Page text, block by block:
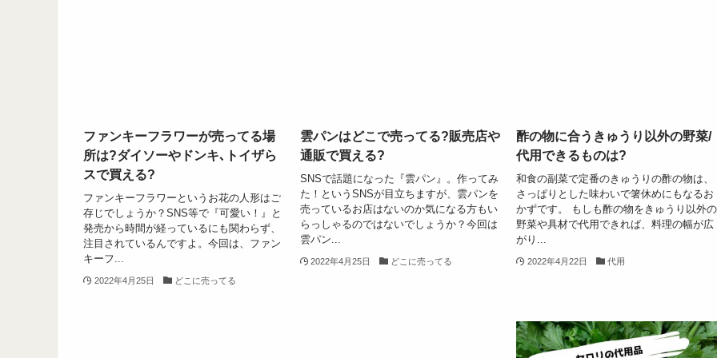
ファンキーフラワーが売ってる場
所は?ダイソーやドンキ､トイザら
スで買える?
ファンキーフラワーというお花の人形はご
存じでしょうか？SNS等で『可愛い！』と
発売から時間が経っているにも関わらず、
注目されているんですよ。今回は、ファン
キーフ...
2022年4月25日 どこに売ってる
雲パンはどこで売ってる?販売店や
通販で買える?
SNSで話題になった『雲パン』。作ってみ
た！というSNSが目立ちますが、雲パンを
売っているお店はないのか気になる方もい
らっしゃるのではないでしょうか？今回は
雲パン...
2022年4月25日 どこに売ってる
酢の物に合うきゅうり以外の野菜/
代用できるものは?
和食の副菜で定番のきゅうりの酢の物は、
さっぱりとした味わいで箸休めにもなるお
かずです。 もしも酢の物をきゅうり以外の
野菜や具材で代用できれば、料理の幅が広
がり...
2022年4月22日 代用